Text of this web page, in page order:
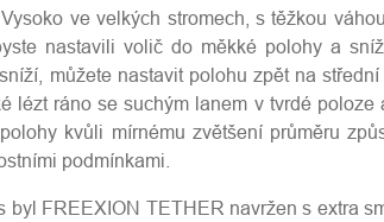
ve velkých stromech, s těžkou
nastavili volič do měkké polohy a
můžete nastavit polohu zpět na střední
lézt ráno se suchým lanem v tvrdé poloze
kvůli mírnému zvětšení průměru
podmínkami.
byl FREEXION TETHER navržen s extra